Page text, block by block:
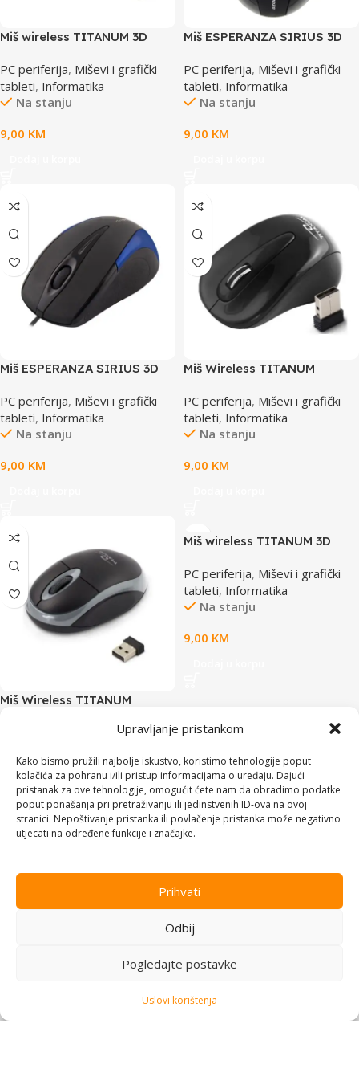
Upravljanje pristankom
Kako bismo pružili najbolje iskustvo, koristimo tehnologije poput
kolačića za pohranu i/ili pristup informacijama o uređaju. Dajući
pristanak za ove tehnologije, omogućit ćete nam da obradimo podatke
poput ponašanja pri pretraživanju ili jedinstvenih ID-ova na ovoj
stranici. Nepoštivanje pristanka ili povlačenje pristanka može negativno
utjecati na određene funkcije i značajke.
Prihvati
Odbij
Pogledajte postavke
Uslovi korištenja
Miš wireless TITANUM 3D
1000 dpi, TM120K
PC periferija, Miševi i grafički
tableti, Informatika
Na stanju
9,00 KM
Miš ESPERANZA SIRIUS 3D
PC periferija, Miševi i grafički
tableti, Informatika
Na stanju
9,00 KM
Miš ESPERANZA SIRIUS 3D
PC periferija, Miševi i grafički
tableti, Informatika
Na stanju
9,00 KM
Miš Wireless TITANUM
dongle, black, TM104K
PC periferija, Miševi i grafički
tableti, Informatika
Na stanju
9,00 KM
Miš Wireless TITANUM
BLACK/GREY, TM116E
Miševi i grafički
Na stanju
9,00KM
Dodaj u korpu
Miš wireless TITANUM 3D
dpi, TM120B
PC periferija, Miševi i grafički
tableti, Informatika
Na stanju
9,00 KM